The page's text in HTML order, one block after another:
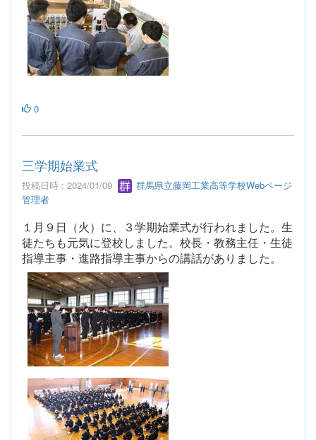
0
三学期始業式
投稿日時 : 2024/01/09
群馬県立藤岡工業高等学校Webページ
管理者
１月９日（火）に、３学期始業式が行われました。生
徒たちも元気に登校しました。校長・教務主任・生徒
指導主事・進路指導主事からの講話がありました。